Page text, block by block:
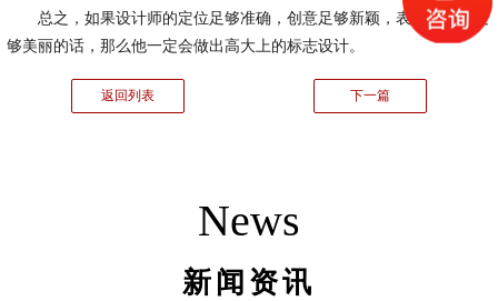
总之，如果设计师的定位足够准确，创意足够新颖，表现形式也足
够美丽的话，那么他一定会做出高大上的标志设计。
返回列表 下一篇
News
新闻资讯